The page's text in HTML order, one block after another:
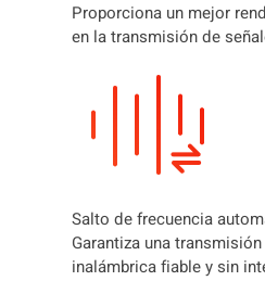
Proporciona un mejor
en la transmisión de
Salto de frecuencia
Garantiza una
inalámbrica fiable y sin